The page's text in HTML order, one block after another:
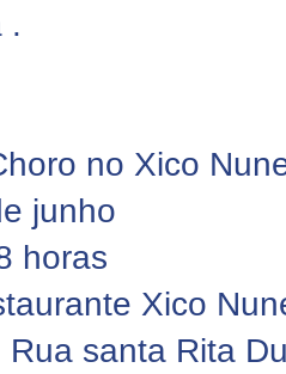
.
no Xico
junho
horas
Xico
Rua santa Rita